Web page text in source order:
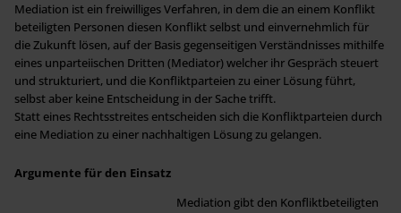
Mediation ist ein freiwilliges Verfahren, in dem die an einem Konflikt
beteiligten Personen diesen Konflikt selbst und einvernehmlich für
die Zukunft lösen, auf der Basis gegenseitigen Verständnisses mithilfe
eines unparteiischen Dritten (Mediator) welcher ihr Gespräch steuert
und strukturiert, und die Konfliktparteien zu einer Lösung führt,
selbst aber keine Entscheidung in der Sache trifft.
Statt eines Rechtsstreites entscheiden sich die Konfliktparteien durch
eine Mediation zu einer nachhaltigen Lösung zu gelangen.
Argumente für den Einsatz
Mediation gibt den Konfliktbeteiligten